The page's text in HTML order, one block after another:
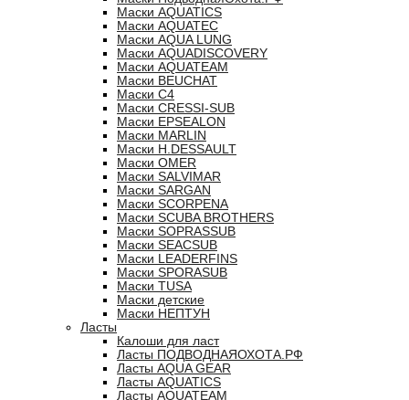
Маски AQUATICS
Маски AQUATEC
Маски AQUA LUNG
Маски AQUADISCOVERY
Маски AQUATEAM
Маски BEUCHAT
Маски C4
Маски CRESSI-SUB
Маски EPSEALON
Маски MARLIN
Маски H.DESSAULT
Маски OMER
Маски SALVIMAR
Маски SARGAN
Маски SCORPENA
Маски SCUBA BROTHERS
Маски SOPRASSUB
Маски SEACSUB
Маски LEADERFINS
Маски SPORASUB
Маски TUSA
Маски детские
Маски НЕПТУН
Ласты
Калоши для ласт
Ласты ПОДВОДНАЯОХОТА.РФ
Ласты AQUA GEAR
Ласты AQUATICS
Ласты AQUATEAM